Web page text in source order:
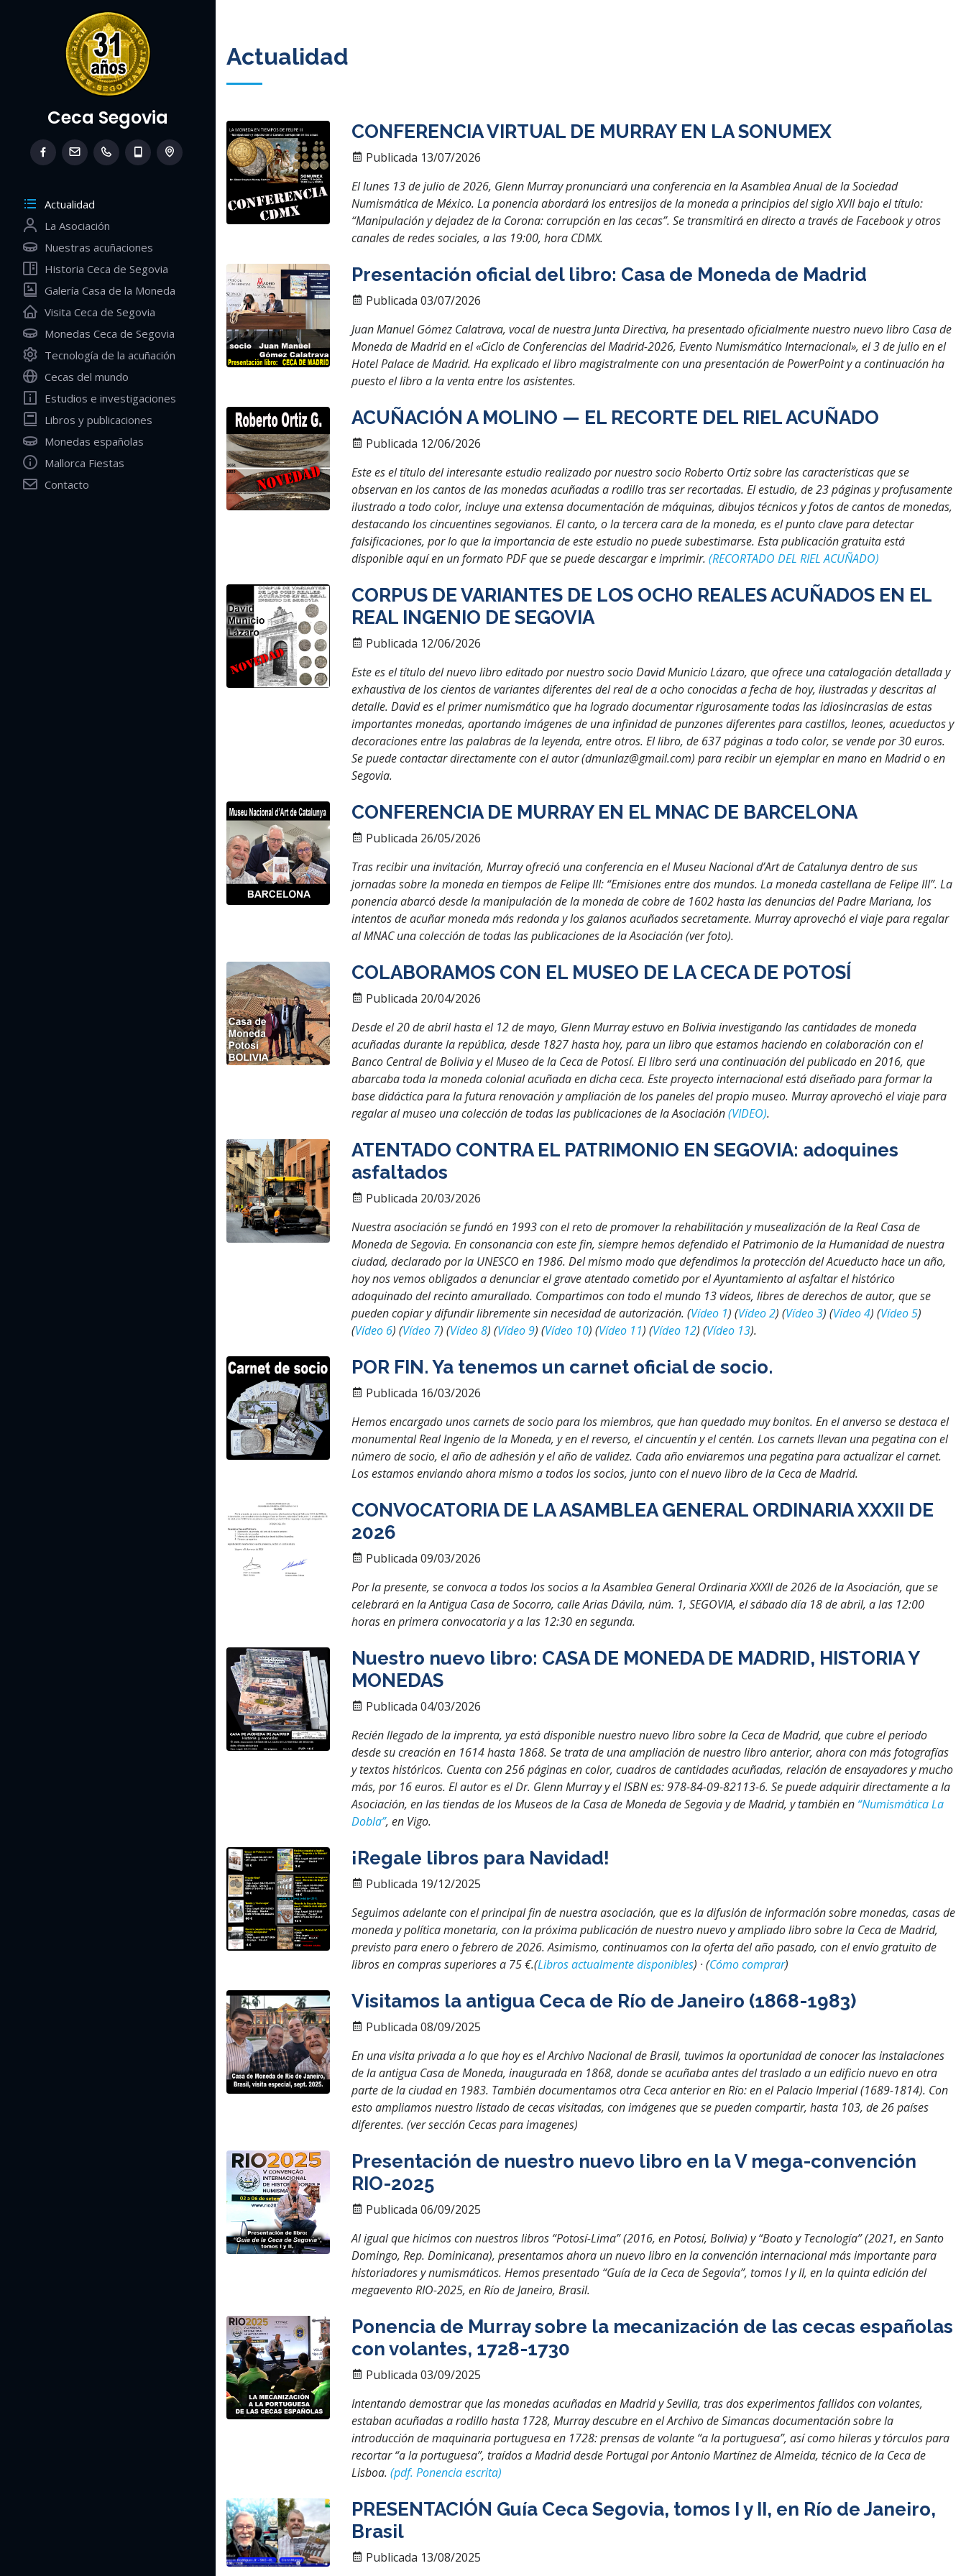
Ceca Segovia
Actualidad
La Asociación
Nuestras acuñaciones
Historia Ceca de Segovia
Galería Casa de la Moneda
Visita Ceca de Segovia
Monedas Ceca de Segovia
Tecnología de la acuñación
Cecas del mundo
Estudios e investigaciones
Libros y publicaciones
Monedas españolas
Mallorca Fiestas
Contacto
Actualidad
CONFERENCIA VIRTUAL DE MURRAY EN LA SONUMEX
Publicada 13/07/2026
El lunes 13 de julio de 2026, Glenn Murray pronunciará una conferencia en la Asamblea Anual de la Sociedad
Numismática de México. La ponencia abordará los entresijos de la moneda a principios del siglo XVII bajo el título:
“Manipulación y dejadez de la Corona: corrupción en las cecas”. Se transmitirá en directo a través de Facebook y otros
canales de redes sociales, a las 19:00, hora CDMX.
Presentación oficial del libro: Casa de Moneda de Madrid
Publicada 03/07/2026
Juan Manuel Gómez Calatrava, vocal de nuestra Junta Directiva, ha presentado oficialmente nuestro nuevo libro Casa de
Moneda de Madrid en el «Ciclo de Conferencias del Madrid-2026, Evento Numismático Internacional», el 3 de julio en el
Hotel Palace de Madrid. Ha explicado el libro magistralmente con una presentación de PowerPoint y a continuación ha
puesto el libro a la venta entre los asistentes.
ACUÑACIÓN A MOLINO — EL RECORTE DEL RIEL ACUÑADO
Publicada 12/06/2026
Este es el título del interesante estudio realizado por nuestro socio Roberto Ortíz sobre las características que se
observan en los cantos de las monedas acuñadas a rodillo tras ser recortadas. El estudio, de 23 páginas y profusamente
ilustrado a todo color, incluye una extensa documentación de máquinas, dibujos técnicos y fotos de cantos de monedas,
destacando los cincuentines segovianos. El canto, o la tercera cara de la moneda, es el punto clave para detectar
falsificaciones, por lo que la importancia de este estudio no puede subestimarse. Esta publicación gratuita está
disponible aquí en un formato PDF que se puede descargar e imprimir. (RECORTADO DEL RIEL ACUÑADO)
CORPUS DE VARIANTES DE LOS OCHO REALES ACUÑADOS EN EL
REAL INGENIO DE SEGOVIA
Publicada 12/06/2026
Este es el título del nuevo libro editado por nuestro socio David Municio Lázaro, que ofrece una catalogación detallada y
exhaustiva de los cientos de variantes diferentes del real de a ocho conocidas a fecha de hoy, ilustradas y descritas al
detalle. David es el primer numismático que ha logrado documentar rigurosamente todas las idiosincrasias de estas
importantes monedas, aportando imágenes de una infinidad de punzones diferentes para castillos, leones, acueductos y
decoraciones entre las palabras de la leyenda, entre otros. El libro, de 637 páginas a todo color, se vende por 30 euros.
Se puede contactar directamente con el autor (dmunlaz@gmail.com) para recibir un ejemplar en mano en Madrid o en
Segovia.
CONFERENCIA DE MURRAY EN EL MNAC DE BARCELONA
Publicada 26/05/2026
Tras recibir una invitación, Murray ofreció una conferencia en el Museu Nacional d’Art de Catalunya dentro de sus
jornadas sobre la moneda en tiempos de Felipe III: “Emisiones entre dos mundos. La moneda castellana de Felipe III”. La
ponencia abarcó desde la manipulación de la moneda de cobre de 1602 hasta las denuncias del Padre Mariana, los
intentos de acuñar moneda más redonda y los galanos acuñados secretamente. Murray aprovechó el viaje para regalar
al MNAC una colección de todas las publicaciones de la Asociación (ver foto).
COLABORAMOS CON EL MUSEO DE LA CECA DE POTOSÍ
Publicada 20/04/2026
Desde el 20 de abril hasta el 12 de mayo, Glenn Murray estuvo en Bolivia investigando las cantidades de moneda
acuñadas durante la república, desde 1827 hasta hoy, para un libro que estamos haciendo en colaboración con el
Banco Central de Bolivia y el Museo de la Ceca de Potosí. El libro será una continuación del publicado en 2016, que
abarcaba toda la moneda colonial acuñada en dicha ceca. Este proyecto internacional está diseñado para formar la
base didáctica para la futura renovación y ampliación de los paneles del propio museo. Murray aprovechó el viaje para
regalar al museo una colección de todas las publicaciones de la Asociación(VIDEO).
ATENTADO CONTRA EL PATRIMONIO EN SEGOVIA: adoquines
asfaltados
Publicada 20/03/2026
Nuestra asociación se fundó en 1993 con el reto de promover la rehabilitación y musealización de la Real Casa de
Moneda de Segovia. En consonancia con este fin, siempre hemos defendido el Patrimonio de la Humanidad de nuestra
ciudad, declarado por la UNESCO en 1986. Del mismo modo que defendimos la protección del Acueducto hace un año,
hoy nos vemos obligados a denunciar el grave atentado cometido por el Ayuntamiento al asfaltar el histórico
adoquinado del recinto amurallado. Compartimos con todo el mundo 13 vídeos, libres de derechos de autor, que se
pueden copiar y difundir libremente sin necesidad de autorización. (Vídeo 1) (Vídeo 2) (Vídeo 3) (Vídeo 4) (Vídeo 5)
(Vídeo 6) (Vídeo 7) (Vídeo 8) (Vídeo 9) (Vídeo 10) (Vídeo 11) (Vídeo 12) (Vídeo 13).
POR FIN. Ya tenemos un carnet oficial de socio.
Publicada 16/03/2026
Hemos encargado unos carnets de socio para los miembros, que han quedado muy bonitos. En el anverso se destaca el
monumental Real Ingenio de la Moneda, y en el reverso, el cincuentín y el centén. Los carnets llevan una pegatina con el
número de socio, el año de adhesión y el año de validez. Cada año enviaremos una pegatina para actualizar el carnet.
Los estamos enviando ahora mismo a todos los socios, junto con el nuevo libro de la Ceca de Madrid.
CONVOCATORIA DE LA ASAMBLEA GENERAL ORDINARIA XXXII DE
2026
Publicada 09/03/2026
Por la presente, se convoca a todos los socios a la Asamblea General Ordinaria XXXII de 2026 de la Asociación, que se
celebrará en la Antigua Casa de Socorro, calle Arias Dávila, núm. 1, SEGOVIA, el sábado día 18 de abril, a las 12:00
horas en primera convocatoria y a las 12:30 en segunda.
Nuestro nuevo libro: CASA DE MONEDA DE MADRID, HISTORIA Y
MONEDAS
Publicada 04/03/2026
Recién llegado de la imprenta, ya está disponible nuestro nuevo libro sobre la Ceca de Madrid, que cubre el periodo
desde su creación en 1614 hasta 1868. Se trata de una ampliación de nuestro libro anterior, ahora con más fotografías
y textos históricos. Cuenta con 256 páginas en color, cuadros de cantidades acuñadas, relación de ensayadores y mucho
más, por 16 euros. El autor es el Dr. Glenn Murray y el ISBN es: 978-84-09-82113-6. Se puede adquirir directamente a la
Asociación, en las tiendas de los Museos de la Casa de Moneda de Segovia y de Madrid, y también en “Numismática La
Dobla”, en Vigo.
¡Regale libros para Navidad!
Publicada 19/12/2025
Seguimos adelante con el principal fin de nuestra asociación, que es la difusión de información sobre monedas, casas de
moneda y política monetaria, con la próxima publicación de nuestro nuevo y ampliado libro sobre la Ceca de Madrid,
previsto para enero o febrero de 2026. Asimismo, continuamos con la oferta del año pasado, con el envío gratuito de
libros en compras superiores a 75 €.(Libros actualmente disponibles) · (Cómo comprar)
Visitamos la antigua Ceca de Río de Janeiro (1868-1983)
Publicada 08/09/2025
En una visita privada a lo que hoy es el Archivo Nacional de Brasil, tuvimos la oportunidad de conocer las instalaciones
de la antigua Casa de Moneda, inaugurada en 1868, donde se acuñaba antes del traslado a un edificio nuevo en otra
parte de la ciudad en 1983. También documentamos otra Ceca anterior en Río: en el Palacio Imperial (1689-1814). Con
esto ampliamos nuestro listado de cecas visitadas, con imágenes que se pueden compartir, hasta 103, de 26 países
diferentes. (ver sección Cecas para imagenes)
Presentación de nuestro nuevo libro en la V mega-convención
RIO-2025
Publicada 06/09/2025
Al igual que hicimos con nuestros libros “Potosí-Lima” (2016, en Potosí, Bolivia) y “Boato y Tecnología” (2021, en Santo
Domingo, Rep. Dominicana), presentamos ahora un nuevo libro en la convención internacional más importante para
historiadores y numismáticos. Hemos presentado “Guía de la Ceca de Segovia”, tomos I y II, en la quinta edición del
megaevento RIO-2025, en Río de Janeiro, Brasil.
Ponencia de Murray sobre la mecanización de las cecas españolas
con volantes, 1728-1730
Publicada 03/09/2025
Intentando demostrar que las monedas acuñadas en Madrid y Sevilla, tras dos experimentos fallidos con volantes,
estaban acuñadas a rodillo hasta 1728, Murray descubre en el Archivo de Simancas documentación sobre la
introducción de maquinaria portuguesa en 1728: prensas de volante “a la portuguesa”, así como hileras y tórculos para
recortar “a la portuguesa”, traídos a Madrid desde Portugal por Antonio Martínez de Almeida, técnico de la Ceca de
Lisboa. (pdf. Ponencia escrita)
PRESENTACIÓN Guía Ceca Segovia, tomos I y II, en Río de Janeiro,
Brasil
Publicada 13/08/2025